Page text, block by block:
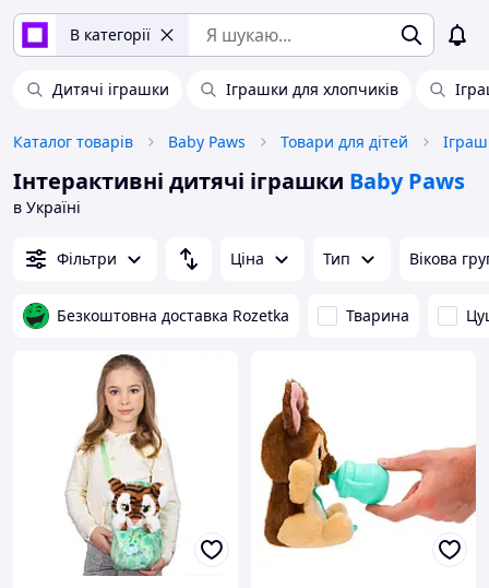
В категорії
Дитячі іграшки Іграшки для хлопчиків
Каталог товарів Baby Paws Товари для дітей
Інтерактивні дитячі іграшки Baby Paws
в Україні
Фільтри Ціна Тип Вікова
Безкоштовна доставка Rozetka Тварина